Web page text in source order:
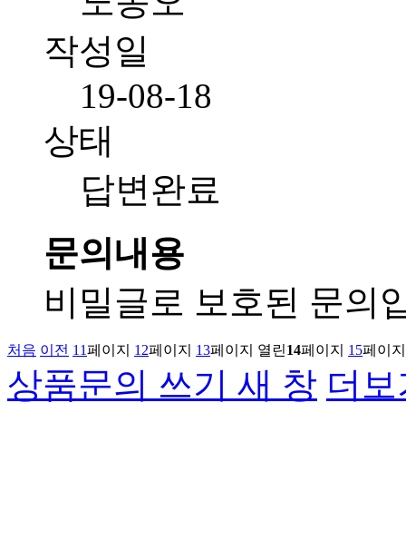
작성일
19-08-18
상태
답변완료
문의내용
비밀글로 보호된 문의
처음 이전 11페이지 12페이지 13페이지 열린14페이지 15페이지
상품문의 쓰기 새 창 더보